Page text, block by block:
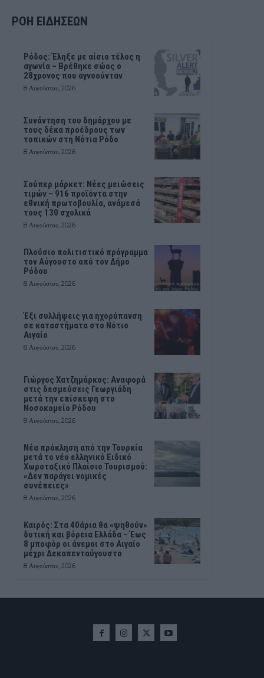
ΡΟΗ ΕΙΔΗΣΕΩΝ
Ρόδος: Έληξε με αίσιο τέλος η
αγωνία – Βρέθηκε σώος ο
28χρονος που αγνοούνταν
8 Αυγούστου, 2026
Συνάντηση του δημάρχου με
τους δέκα προέδρους των
τοπικών στη Νότια Ρόδο
8 Αυγούστου, 2026
Σούπερ μάρκετ: Νέες μειώσεις
τιμών – 916 προϊόντα στην
εθνική πρωτοβουλία, ανάμεσά
τους 130 σχολικά
8 Αυγούστου, 2026
Πλούσιο πολιτιστικό πρόγραμμα
τον Αύγουστο από τον Δήμο
Ρόδου
8 Αυγούστου, 2026
Έξι συλλήψεις για ηχορύπανση
σε καταστήματα στο Νότιο
Αιγαίο
8 Αυγούστου, 2026
Γιώργος Χατζημάρκος: Αναφορά
στις δεσμεύσεις Γεωργιάδη
μετά την επίσκεψη στο
Νοσοκομείο Ρόδου
8 Αυγούστου, 2026
Νέα πρόκληση από την Τουρκία
μετά το νέο ελληνικό Ειδικό
Χωροταξικό Πλαίσιο Τουρισμού:
«Δεν παράγει νομικές
συνέπειες»
8 Αυγούστου, 2026
Καιρός: Στα 40άρια θα «ψηθούν»
δυτική και βόρεια Ελλάδα – Έως
8 μποφόρ οι άνεμοι στο Αιγαίο
μέχρι Δεκαπενταύγουστο
8 Αυγούστου, 2026